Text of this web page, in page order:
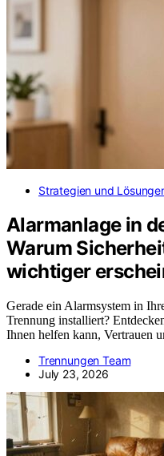
Strategien und
Alarmanlage in
Warum
wichtiger
Gerade ein Alarmsystem in
Trennung installiert?
Ihnen helfen kann, Vertrauen
Trennungen Team
July 23, 2026